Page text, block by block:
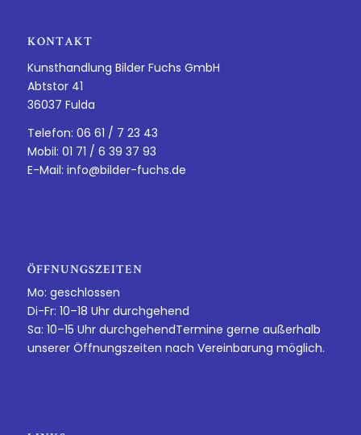
KONTAKT
Kunsthandlung Bilder Fuchs GmbH
Abtstor 41
36037 Fulda
Telefon: 06 61 / 7 23 43
Mobil: 01 71 / 6 39 37 93
E-Mail: info@bilder-fuchs.de
ÖFFNUNGSZEITEN
Mo: geschlossen
Di-Fr: 10–18 Uhr durchgehend
Sa: 10–15 Uhr durchgehendTermine gerne außerhalb
unserer Öffnungszeiten nach Vereinbarung möglich.